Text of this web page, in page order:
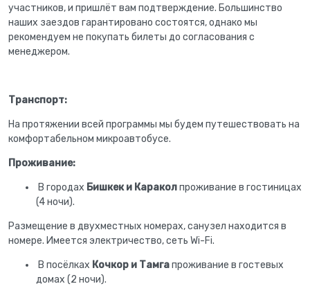
участников, и пришлёт вам подтверждение. Большинство
наших заездов гарантировано состоятся, однако мы
рекомендуем не покупать билеты до согласования с
менеджером.
Транспорт:
На протяжении всей программы мы будем путешествовать на
комфортабельном микроавтобусе.
Проживание:
В городах Бишкек и Караколпроживание в гостиницах
(4 ночи).
Размещение в двухместных номерах, санузел находится в
номере. Имеется электричество, сеть Wi-Fi.
В посёлках Кочкор и Тамгапроживание в гостевых
домах (2 ночи).